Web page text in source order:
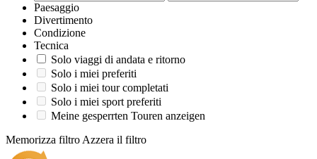
Paesaggio
Divertimento
Condizione
Tecnica
Solo viaggi di andata e ritorno
Solo i miei preferiti
Solo i miei tour completati
Solo i miei sport preferiti
Meine gesperrten Touren anzeigen
Memorizza filtro Azzera il filtro